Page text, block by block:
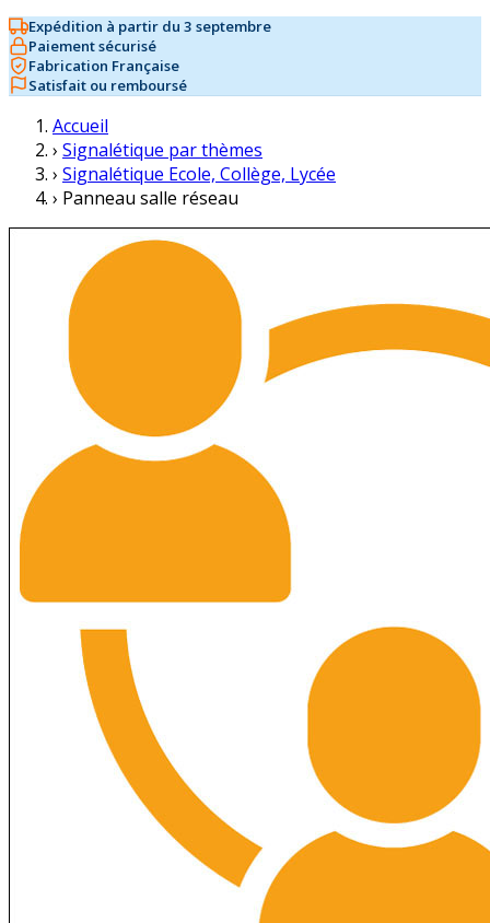
Expédition à partir du 3 septembre
Paiement sécurisé
Fabrication Française
Satisfait ou remboursé
Accueil
› Signalétique par thèmes
› Signalétique Ecole, Collège, Lycée
› Panneau salle réseau